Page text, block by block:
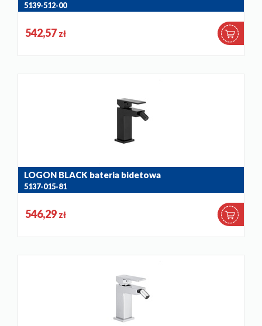
5139-512-00
542,57 zł
LOGON BLACK bateria bidetowa
5137-015-81
546,29 zł